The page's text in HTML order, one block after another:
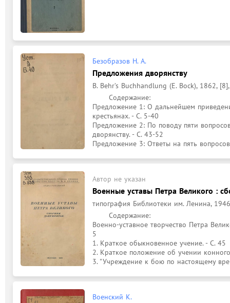
Безобразов Н. А.
Предложения дворянству
В. Behr’s Buchhandlung (E. Bock), 1862,
Предложение 1: О дальнейшем
крестьянах. - С. 5-40
Предложение 2: По поводу пяти
дворянству. - С. 43-52
Предложение 3: Ответы на пять
Автор не указан
Военные уставы Петра Великого :
типография Библиотеки им. Ленина,
Военно-уставное творчество Петра
5
1. Краткое обыкновенное учение. - С. 45
2. Краткое положение об учении
3. "Учреждение к бою по настоящему
Военский К.